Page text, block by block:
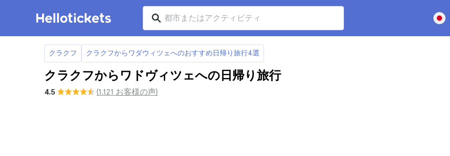
クラクフ クラクフからワダウィツェへのおすすめ日帰り旅行4選
クラクフからワドヴィツェへの日帰り旅行
4.5 (1.121 お客様の声)